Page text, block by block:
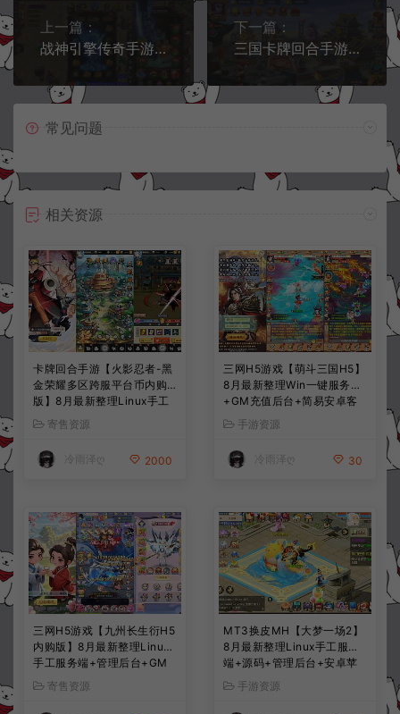
上一篇：
战神引擎传奇手游【单职业笑傲江湖第三季十六大陆神罗合击版】9月最新整理Win一键服务端+GM授权后台+安卓苹果双端+详细搭建教程+视频教程
下一篇：
三国卡牌回合手游【无敌三国魔神版】6月最新整理Win一键服务端+管理后台+GM授权后台+安卓苹果双端+详细搭建教程+视频教程
常见问题
相关资源
卡牌回合手游【火影忍者-黑
金荣耀多区跨服平台币内购
版】8月最新整理Linux手工
服务端+CDK授权后台+安卓
+详细搭建教程+视频教程
寄售资源
冷雨泽ღ 2000
三网H5游戏【萌斗三国H5】
8月最新整理Win一键服务端
+GM充值后台+简易安卓客
户端+详细搭建教程+视频教
程
手游资源
冷雨泽ღ 30
三网H5游戏【九州长生衍H5
内购版】8月最新整理Linux
手工服务端+管理后台+GM
授权后台+简易安卓客户端
+详细搭建教程+视频教程
寄售资源
MT3换皮MH【大梦一场2】
8月最新整理Linux手工服务
端+源码+管理后台+安卓苹
果双端+详细搭建教程+视频
教程
手游资源